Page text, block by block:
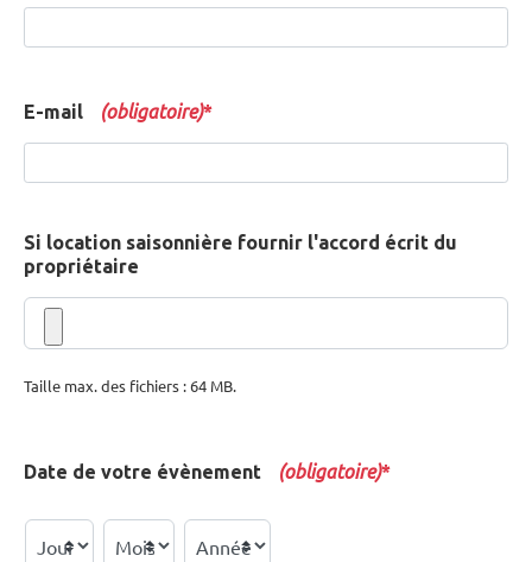
E-mail (obligatoire)*
Si location saisonnière fournir l'accord écrit du
propriétaire
Taille max. des fichiers : 64 MB.
Date de votre évènement (obligatoire)*